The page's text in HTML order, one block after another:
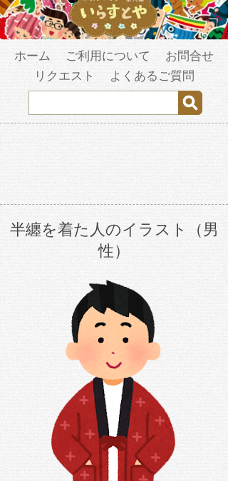
ホーム ご利用について
お問合せ
リクエスト
よくあるご質問
半纏を着た人のイラスト（男
性）